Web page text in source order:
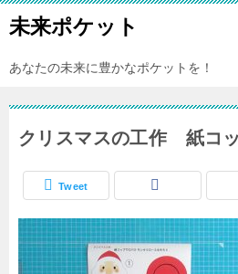
未来ポケット
あなたの未来に豊かなポケットを！
クリスマスの工作 紙コ
Tweet